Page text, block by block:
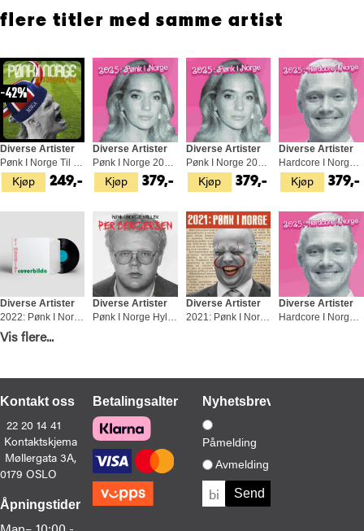
flere titler med samme artist
Kjøp
42%
Diverse Artister
Pønk I Norge Til Fotball-VM - LTD (LP)
249,- Kjøp
Diverse Artister
Pønk I Norge 2025 (LP)
379,- Kjøp
Diverse Artister
Pønk I Norge 2025 - LTD (LP)
379,- Kjøp
Diverse Artister
Hardcore I Norge 2025 (LP)
379,-
Kjøp
Diverse Artister
349,-
Diverse Artister
Diverse Artister
2021: Pønk I Norge - LTD RØD (LP)
Diverse Artister
Diverse Artister
Kjøp
Diverse Artister
2024: Pønk I Norge - LTD (LP)
379,- Kjøp
Diverse Artister
Julepønk I Norge (LP)
379,-
Vis flere...
Kontakt oss
22 20 14 41
Kontaktskjema
Møllergata 3A,
0179 OSLO
Åpningstider
BetalingsalternativerNyhetsbrev
Påmelding
Avmelding